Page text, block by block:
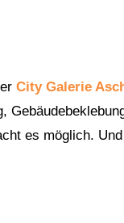
City Galerie
es möglich. Und